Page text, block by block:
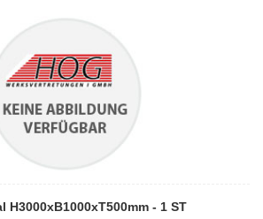
H3000xB1000xT500mm - 1 ST